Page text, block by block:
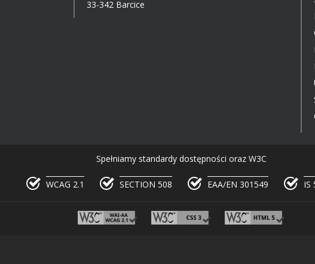
33-342 Barcice
Spełniamy standardy dostępności oraz W3C
WCAG 2.1 SECTION 508 EAA/EN 301549 IS